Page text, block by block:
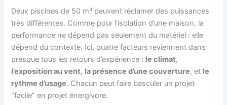
Deux piscines de 50 m³ peuvent réclamer des puissances
très différentes. Comme pour l’isolation d’une maison, la
performance ne dépend pas seulement du matériel : elle
dépend du contexte. Ici, quatre facteurs reviennent dans
presque tous les retours d’expérience : le climat,
l’exposition au vent, la présence d’une couverture, et le
rythme d’usage. Chacun peut faire basculer un projet
“facile” en projet énergivore.